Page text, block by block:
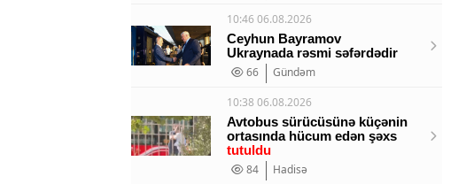
10:46 06.08.2026
Ceyhun Bayramov
Ukraynada rəsmi səfərdədir
66
Gündəm
10:38 06.08.2026
Avtobus sürücüsünə küçənin
ortasında hücum edən şəxs
tutuldu
84
Hadisə